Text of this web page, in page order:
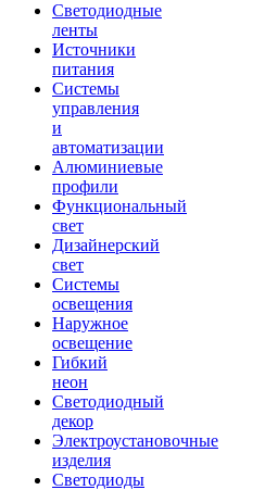
Светодиодные
ленты
Источники
питания
Системы
управления
и
автоматизации
Алюминиевые
профили
Функциональный
свет
Дизайнерский
свет
Системы
освещения
Наружное
освещение
Гибкий
неон
Светодиодный
декор
Электроустановочные
изделия
Светодиоды